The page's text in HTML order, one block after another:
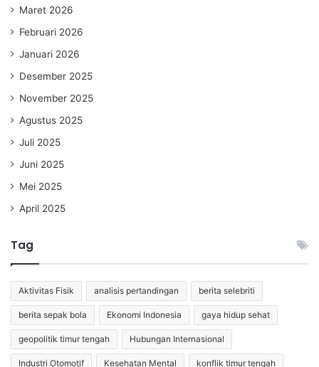
Maret 2026
Februari 2026
Januari 2026
Desember 2025
November 2025
Agustus 2025
Juli 2025
Juni 2025
Mei 2025
April 2025
Tag
Aktivitas Fisik analisis pertandingan berita selebriti
berita sepak bola Ekonomi Indonesia gaya hidup sehat
geopolitik timur tengah Hubungan Internasional
Industri Otomotif Kesehatan Mental konflik timur tengah